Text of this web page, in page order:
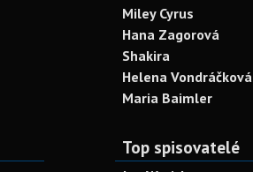
Miley Cyrus
Hana Zagorová
Shakira
Helena Vondráčková
Maria Baimler
Top spisovatelé